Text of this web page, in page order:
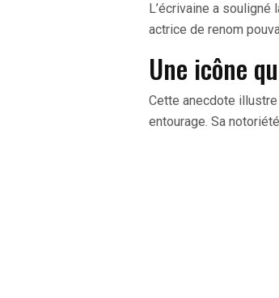
L’écrivaine a
actrice de renom
Une icône
Cette anecdote
entourage. Sa